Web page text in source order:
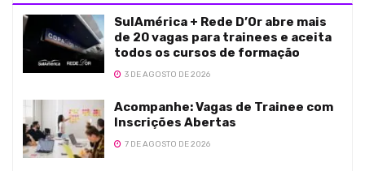
SulAmérica + Rede D’Or abre mais
de 20 vagas para trainees e aceita
todos os cursos de formação
3 DE AGOSTO DE 2026
Acompanhe: Vagas de Trainee com
Inscrições Abertas
7 DE AGOSTO DE 2026